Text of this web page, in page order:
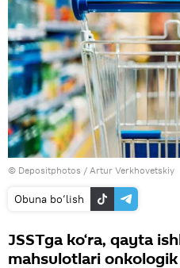
© Depositphotos / Artur Verkhovetskiy
Obuna bo‘lish
JSSTga ko‘ra, qayta
mahsulotlari